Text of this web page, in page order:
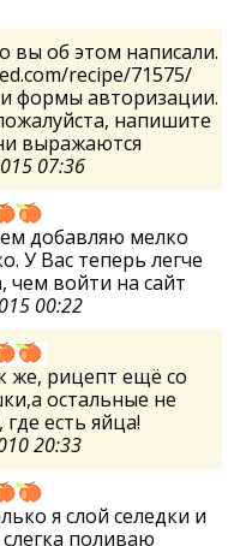
вы об этом написали.
recipe/71575/
формы авторизации.
напишите
выражаются
07:36
добавляю мелко
У Вас теперь легче
чем войти на сайт
00:22
же, рицепт ещё со
остальные не
есть яйца!
20:33
я слой селедки и
поливаю